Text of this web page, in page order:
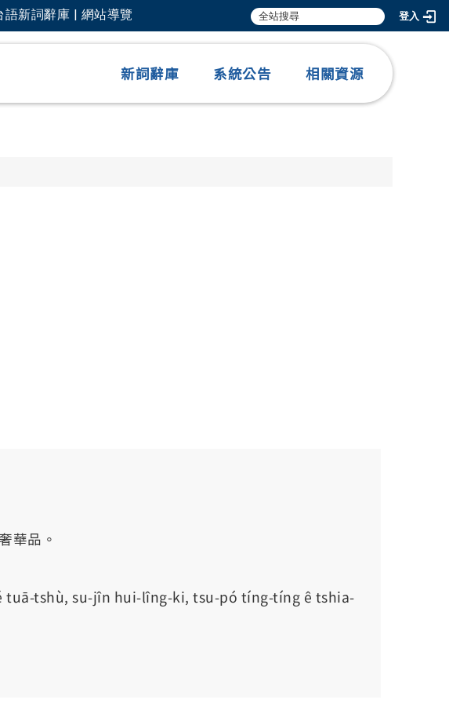
語新詞辭庫 | 網站導覽 登入
新詞辭庫 系統公告 相關資源
華品。
tuā-tshù, su-jîn hui-lîng-ki, tsu-pó tíng-tíng ê tshia-